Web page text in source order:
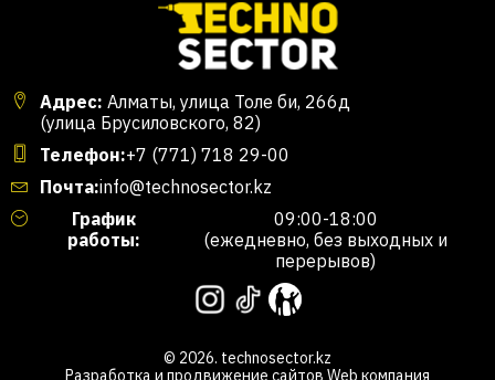
Адрес: Алматы, улица Толе би, 266д
(улица Брусиловского, 82)
Телефон:+7 (771) 718 29-00
Почта:info@technosector.kz
График
работы:
09:00-18:00
(ежедневно, без выходных и
перерывов)
© 2026. technosector.kz
Разработка и продвижение сайтов Web компания